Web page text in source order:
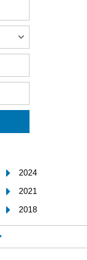
2024
2021
2018
2015
2012